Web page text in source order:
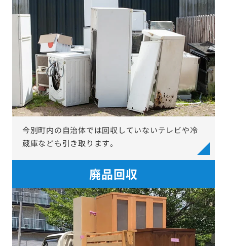
今別町内の自治体では回収していないテレビや冷
蔵庫なども引き取ります。
廃品回収